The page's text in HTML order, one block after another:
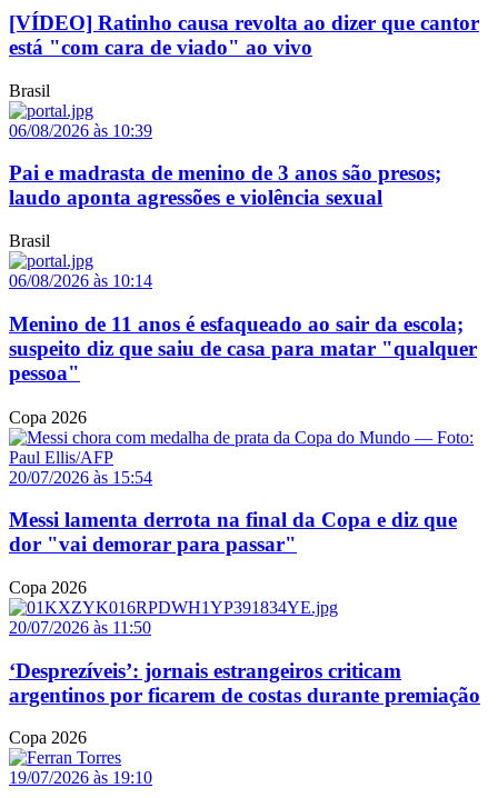
[VÍDEO] Ratinho causa revolta ao dizer que cantor
está "com cara de viado" ao vivo
Brasil
06/08/2026 às 10:39
Pai e madrasta de menino de 3 anos são presos;
laudo aponta agressões e violência sexual
Brasil
06/08/2026 às 10:14
Menino de 11 anos é esfaqueado ao sair da escola;
suspeito diz que saiu de casa para matar "qualquer
pessoa"
Copa 2026
20/07/2026 às 15:54
Messi lamenta derrota na final da Copa e diz que
dor "vai demorar para passar"
Copa 2026
20/07/2026 às 11:50
‘Desprezíveis’: jornais estrangeiros criticam
argentinos por ficarem de costas durante premiação
Copa 2026
19/07/2026 às 19:10